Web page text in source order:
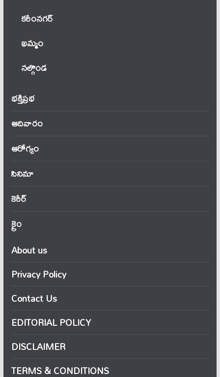
కరీంనగర్
ఖ‌మ్మం
నల్గొండ
భక్తిప్రభ
ఆదివారం
ఆరోగ్యం
సినిమా
కెరీర్
క్రైం
About us
Privacy Policy
Contact Us
EDITORIAL POLICY
DISCLAIMER
TERMS & CONDITIONS